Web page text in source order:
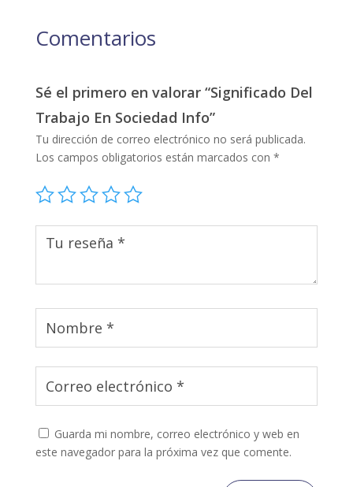
Comentarios
Sé el primero en valorar “Significado Del
Trabajo En Sociedad Info”
Tu dirección de correo electrónico no será publicada.
Los campos obligatorios están marcados con *
Guarda mi nombre, correo electrónico y web en
este navegador para la próxima vez que comente.